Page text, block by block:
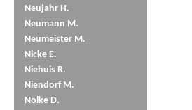
Neujahr H.
Neumann M.
Neumeister M.
Nicke E.
Niehuis R.
Niendorf M.
Nölke D.